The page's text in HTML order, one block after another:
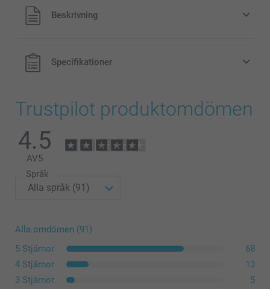
Alla priser är i svenska kronor (SEK), inklusive moms och
exklusive porto.
Beskrivning
Specifikationer
Trustpilot produktomdömen
4.5
AV5
Språk
Alla omdömen (91)
5 Stjärnor
68
4 Stjärnor
13
3 Stjärnor
5